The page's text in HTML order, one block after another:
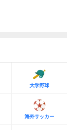
大学野球
海外サッカー